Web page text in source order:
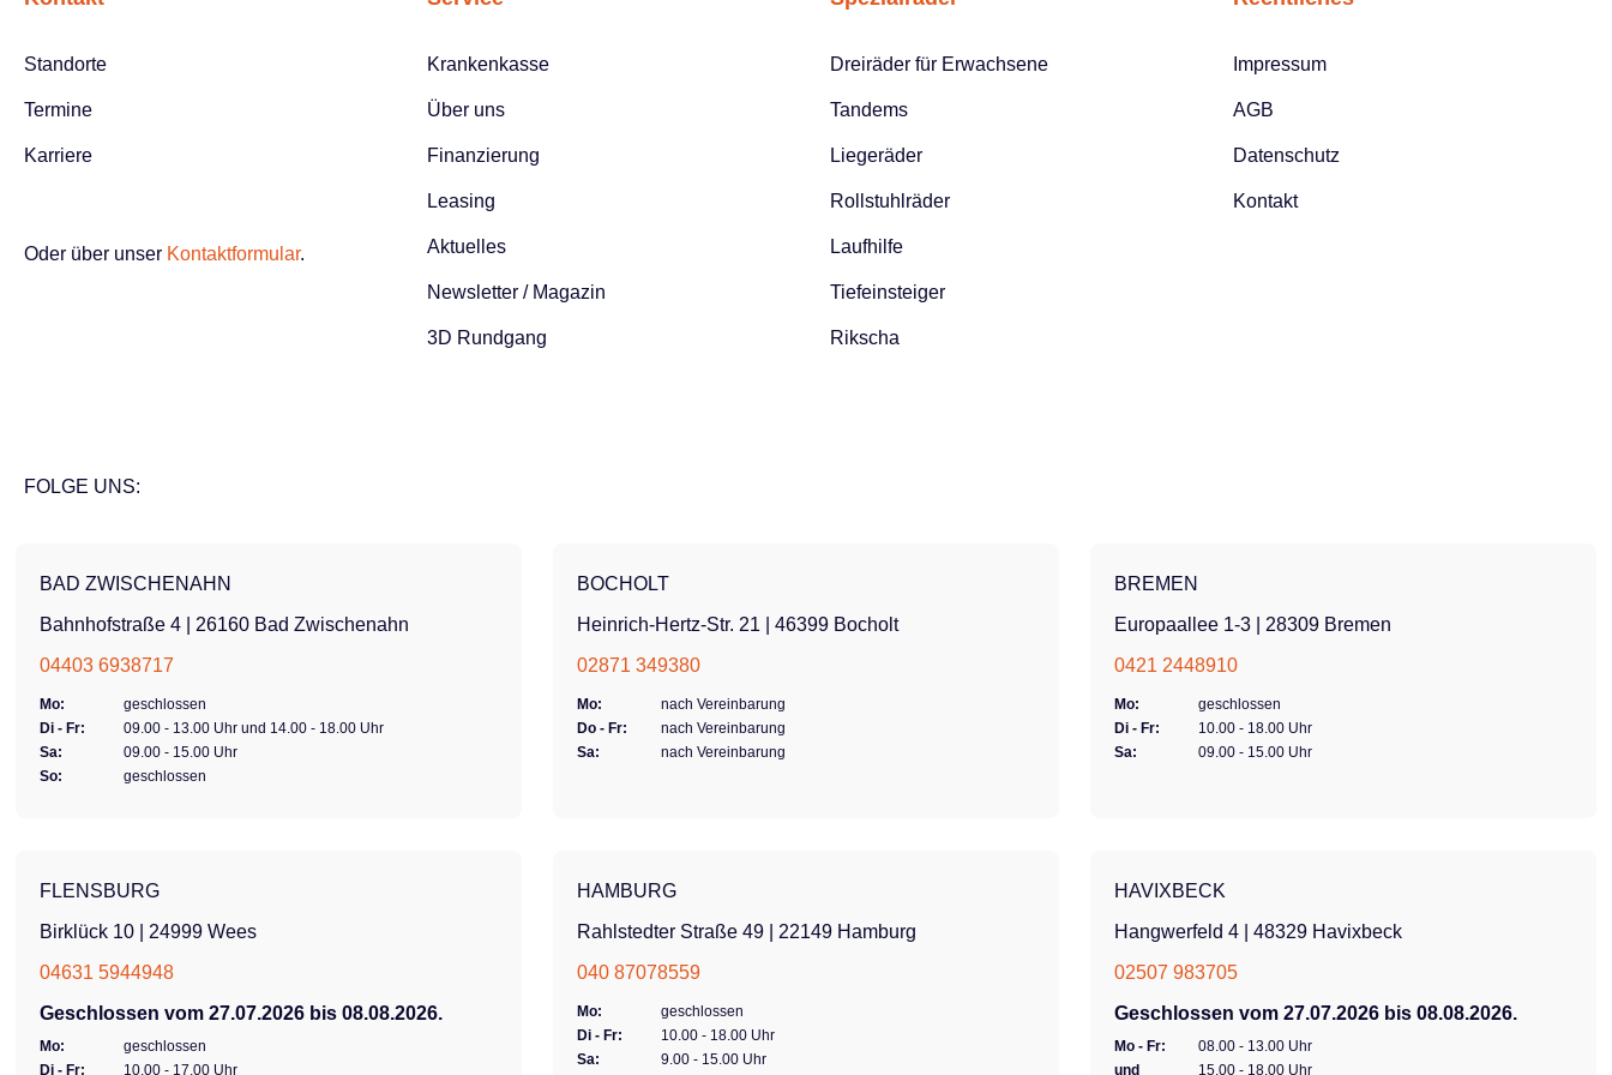
komfortables Handling und
Transportmöglichkeiten
gewerbliche Nutzer.Das
abgebildete Fahrrad dient
abweichen. Jedes Rad ist
akkubetrieben
Drehgriffschalter,
hydraulische Bremsen
vorne und hinten
Maximales
Benutzergewicht 100 kg
Gesamtlänge 191 cm
Gesamtbreite 85 cm
überflüssige „Spielereien“
das S1 auf das
Technik, einfache
Bedienung und langlebige
Fahrrad dient als Beispiel
und kann je nach
angezeigten Preis
individuell konfigurierbar.
Standorte
Termine
Karriere
Oder über unser Kontaktformular.
Krankenkasse
Über uns
Finanzierung
Leasing
Aktuelles
Newsletter / Magazin
3D Rundgang
Dreiräder für Erwachsene
Tandems
Liegeräder
Rollstuhlräder
Laufhilfe
Tiefeinsteiger
Rikscha
Impressum
AGB
Datenschutz
Kontakt
FOLGE UNS:
BAD ZWISCHENAHN
Bahnhofstraße 4 | 26160 Bad Zwischenahn
04403 6938717
Mo:
geschlossen
Di - Fr:
09.00 - 13.00 Uhr und 14.00 - 18.00 Uhr
Sa:
09.00 - 15.00 Uhr
So:
geschlossen
BOCHOLT
Heinrich-Hertz-Str. 21 | 46399 Bocholt
02871 349380
Mo:
nach Vereinbarung
Do - Fr:
nach Vereinbarung
Sa:
nach Vereinbarung
BREMEN
Europaallee 1-3 | 28309 Bremen
0421 2448910
Mo:
geschlossen
Di - Fr:
10.00 - 18.00 Uhr
Sa:
09.00 - 15.00 Uhr
FLENSBURG
Birklück 10 | 24999 Wees
04631 5944948
Geschlossen vom 27.07.2026 bis 08.08.2026.
Mo:
geschlossen
Di - Fr:
10.00 - 17.00 Uhr
HAMBURG
Rahlstedter Straße 49 | 22149 Hamburg
040 87078559
Mo:
geschlossen
Di - Fr:
10.00 - 18.00 Uhr
Sa:
9.00 - 15.00 Uhr
HAVIXBECK
Hangwerfeld 4 | 48329 Havixbeck
02507 983705
Geschlossen vom 27.07.2026 bis 08.08.2026.
Mo - Fr:
08.00 - 13.00 Uhr
und
15.00 - 18.00 Uhr